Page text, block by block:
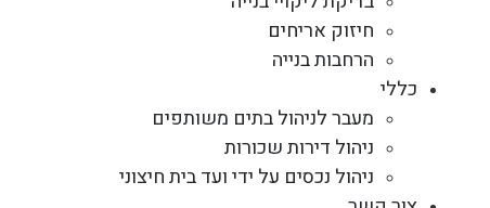
חיזוק אריחים
הרחבות בנייה
כללי
מעבר לניהול בתים משותפים
ניהול דירות שכורות
ניהול נכסים על ידי ועד בית חיצוני